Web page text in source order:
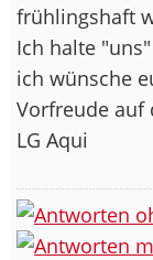
frühlingshaft
Ich halte
ich wünsche
Vorfreude auf
LG Aqui